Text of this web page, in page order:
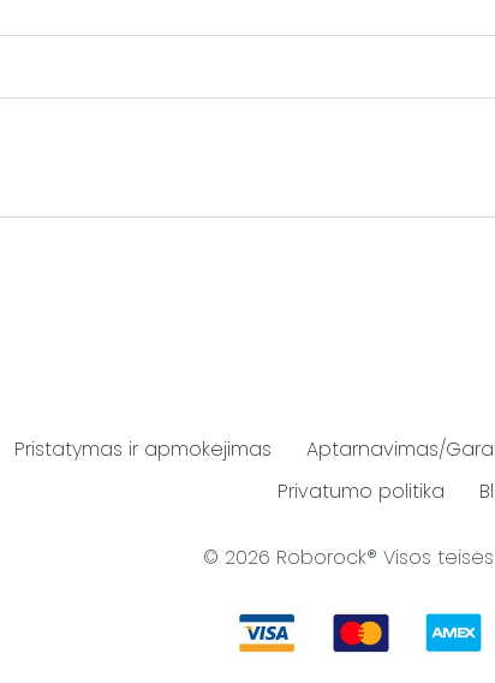
Pristatymas ir apmokėjimas Aptarnavimas/
Privatumo politika
© 2026 Roborock® Visos